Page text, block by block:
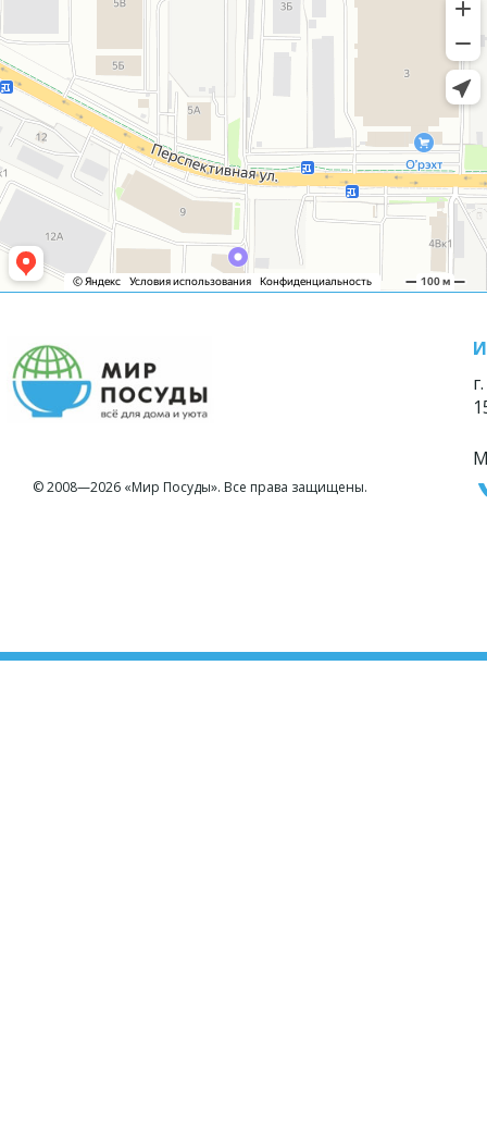
© 2008—2026 «Мир Посуды». Все права защищены.